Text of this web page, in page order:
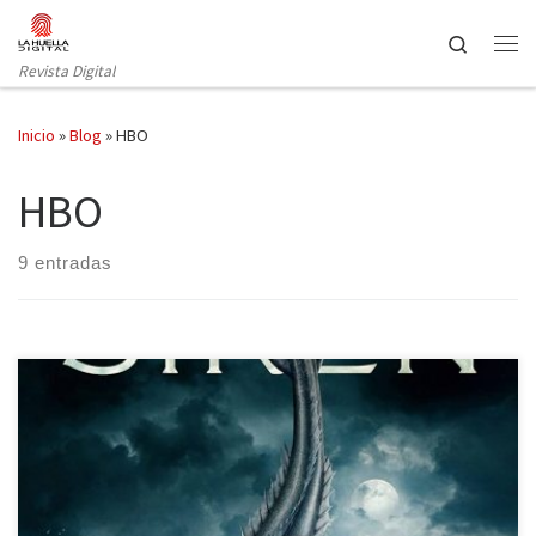
Saltar al contenido
Revista Digital
Search
Inicio »Blog »HBO
HBO
9 entradas
Al mal tiempo, buena cara, ¿Y qué mejor forma de pasar las tardes
de mantita y sofá con una buena serie? HBO ha renovado su
catálogo con la llegada de la primavera, y una de las series que